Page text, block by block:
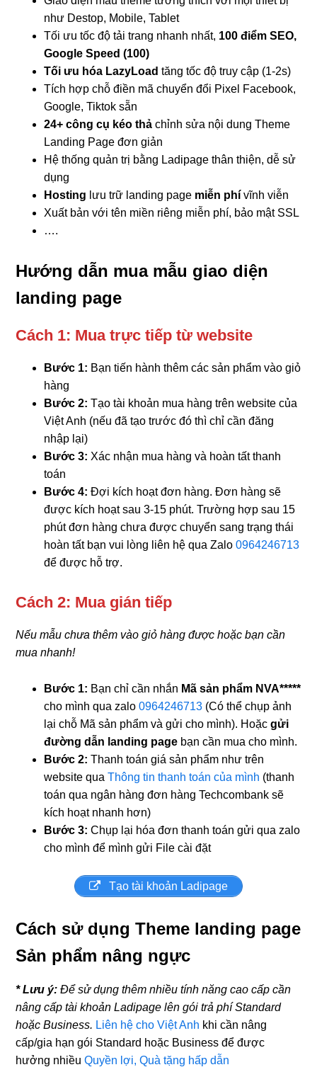
như Destop, Mobile, Tablet
Tối ưu tốc độ tải trang nhanh nhất, 100 điểm SEO,
Google Speed (100)
Tối ưu hóa LazyLoad tăng tốc độ truy cập (1-2s)
Tích hợp chỗ điền mã chuyển đổi Pixel Facebook,
Google, Tiktok sẵn
24+ công cụ kéo thả chỉnh sửa nội dung Theme
Landing Page đơn giản
Hệ thống quản trị bằng Ladipage thân thiện, dễ sử
dụng
Hosting lưu trữ landing page miễn phívĩnh viễn
Xuất bản với tên miền riêng miễn phí, bảo mật SSL
….
Hướng dẫn mua mẫu giao diện
landing page
Cách 1: Mua trực tiếp từ website
Bước 1: Bạn tiến hành thêm các sản phẩm vào giỏ
hàng
Bước 2:Tạo tài khoản mua hàng trên website của
Việt Anh (nếu đã tạo trước đó thì chỉ cần đăng
nhập lại)
Bước 3: Xác nhận mua hàng và hoàn tất thanh
toán
Bước 4: Đợi kích hoạt đơn hàng. Đơn hàng sẽ
được kích hoạt sau 3-15 phút. Trường hợp sau 15
phút đơn hàng chưa được chuyển sang trạng thái
hoàn tất bạn vui lòng liên hệ qua Zalo0964246713
để được hỗ trợ.
Cách 2: Mua gián tiếp
Nếu mẫu chưa thêm vào giỏ hàng được hoặc bạn cần
mua nhanh!
Bước 1: Bạn chỉ cần nhắn Mã sản phẩm NVA*****
cho mình qua zalo0964246713 (Có thể chụp ảnh
lại chỗ Mã sản phẩm và gửi cho mình). Hoặcgửi
đường dẫn landing page bạn cần mua cho mình.
Bước 2: Thanh toán giá sản phẩm như trên
website quaThông tin thanh toán của mình (thanh
toán qua ngân hàng đơn hàng Techcombank sẽ
kích hoạt nhanh hơn)
Bước 3:Chụp lại hóa đơn thanh toán gửi qua zalo
cho mình để mình gửi File cài đặt
Tạo tài khoản Ladipage
Cách sử dụng Theme landing page
Sản phẩm nâng ngực
* Lưu ý:Để sử dụng thêm nhiều tính năng cao cấp cần
nâng cấp tài khoản Ladipage lên gói trả phí Standard
hoặc Business. Liên hệ cho Việt Anh khi cần nâng
cấp/gia hạn gói Standard hoặc Business để được
hưởng nhiềuQuyền lợi, Quà tặng hấp dẫn